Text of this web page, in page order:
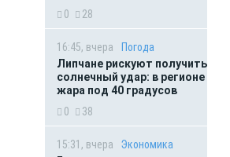
0
28
16:45, вчера
Погода
Липчане рискуют получить
солнечный удар: в регионе
жара под 40 градусов
0
38
15:31, вчера
Экономика